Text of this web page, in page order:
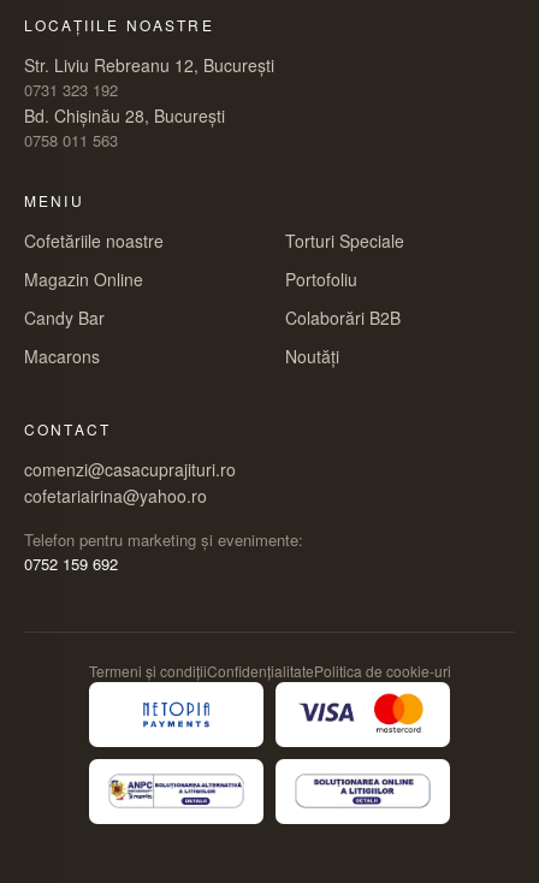
LOCAȚIILE NOASTRE
Str. Liviu Rebreanu 12, București
0731 323 192
Bd. Chișinău 28, București
0758 011 563
MENIU
Cofetăriile noastre
Magazin Online
Candy Bar
Macarons
Torturi Speciale
Portofoliu
Colaborări B2B
Noutăți
CONTACT
comenzi@casacuprajituri.ro
cofetariairina@yahoo.ro
Telefon pentru marketing și evenimente:
0752 159 692
Termeni și condițiiConfidențialitatePolitica de cookie-uri